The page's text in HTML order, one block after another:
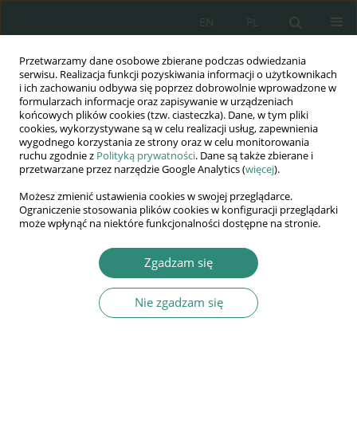
Przetwarzamy dane osobowe zbierane podczas odwiedzania
serwisu. Realizacja funkcji pozyskiwania informacji o użytkownikach
i ich zachowaniu odbywa się poprzez dobrowolnie wprowadzone w
formularzach informacje oraz zapisywanie w urządzeniach
końcowych plików cookies (tzw. ciasteczka). Dane, w tym pliki
cookies, wykorzystywane są w celu realizacji usług, zapewnienia
wygodnego korzystania ze strony oraz w celu monitorowania
ruchu zgodnie z Polityką prywatności. Dane są także zbierane i
przetwarzane przez narzędzie Google Analytics (więcej).
Możesz zmienić ustawienia cookies w swojej przeglądarce.
Ograniczenie stosowania plików cookies w konfiguracji przeglądarki
może wpłynąć na niektóre funkcjonalności dostępne na stronie.
Zgadzam się
Nie zgadzam się
PL
EN
Wydawnictwo
AWSGE
Akademia Nauk Stosowanych
WSGE
im. Alcide De Gasperi
Jaroslav Holomek
Police sciences in the system of security sciences